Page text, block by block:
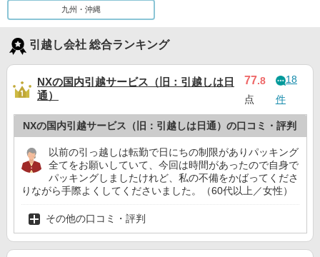
九州・沖縄
引越し会社 総合ランキング
NXの国内引越サービス（旧：引越しは日
通）
77.8
点
18
件
NXの国内引越サービス（旧：引越しは日通）の口コミ・評判
以前の引っ越しは転勤で日にちの制限がありパッキング
全てをお願いしていて、今回は時間があったので自身で
パッキングしましたけれど、私の不備をかばってくださ
りながら手際よくしてくださいました。（60代以上／女性）
その他の口コミ・評判